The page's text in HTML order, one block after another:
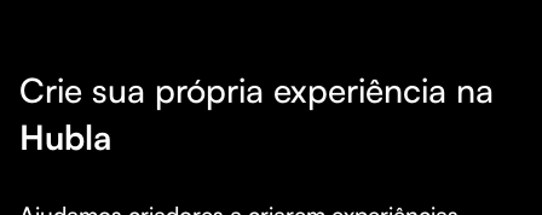
Crie sua própria experiência na
Hubla